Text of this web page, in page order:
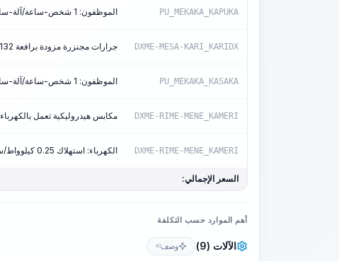
PU_MEKAKA_KAPUKA الموظفون: 1 شخص-ساعة/آلة-ساعة
DXME-MESA-KARI_KARIDX جرارات مجنزرة مزودة برافعة 132 كيلوواط (180 حصان)
PU_MEKAKA_KASAKA الموظفون: 1 شخص-ساعة/آلة-ساعة
DXME-RIME-MENE_KAMERI مكابس هيدروليكية تعمل بالكهرباء
DXME-RIME-MENE_KAMERI الكهرباء: استهلاك 0.25 كيلوواط/ساعة
السعر الإجمالي:
أهم الموارد حسب التكلفة
الآلات (9) وصفKI